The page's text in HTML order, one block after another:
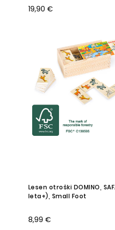
19,90 €
Lesen otroški DOMINO,
leta+), Small Foot
8,99 €